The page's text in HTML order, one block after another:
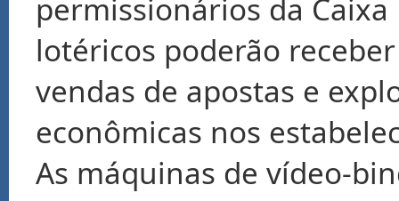
permissionários da Caixa
lotéricos poderão
vendas de apostas e
econômicas nos
As máquinas de vídeo-